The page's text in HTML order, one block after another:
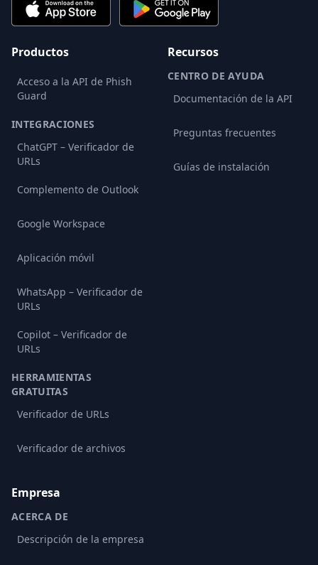
Productos
Acceso a la API de Phish
Guard
INTEGRACIONES
ChatGPT – Verificador de
URLs
Complemento de Outlook
Google Workspace
Aplicación móvil
WhatsApp – Verificador de
URLs
Copilot – Verificador de
URLs
HERRAMIENTAS
GRATUITAS
Verificador de URLs
Verificador de archivos
Recursos
CENTRO DE AYUDA
Documentación de la API
Preguntas frecuentes
Guías de instalación
Empresa
ACERCA DE
Descripción de la empresa